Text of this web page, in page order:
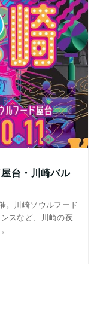
台・川崎バル
。川崎ソウルフード
スなど、川崎の夜